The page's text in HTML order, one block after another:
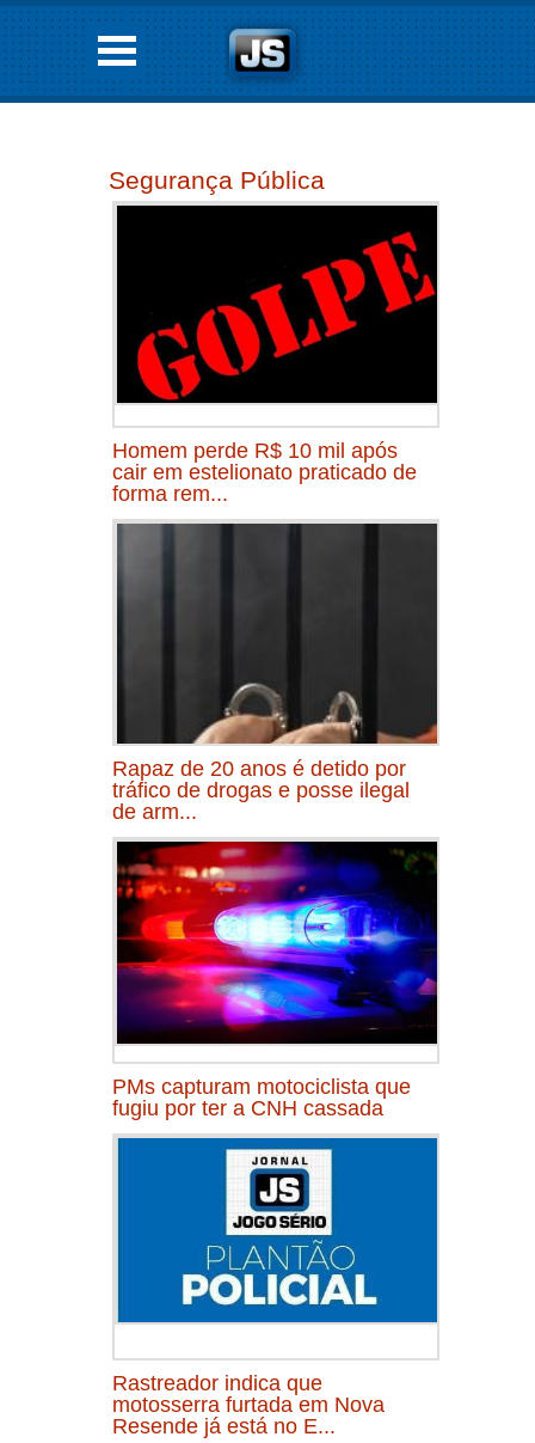
Segurança Pública
Homem perde R$ 10 mil após
cair em estelionato praticado de
forma rem...
Rapaz de 20 anos é detido por
tráfico de drogas e posse ilegal
de arm...
PMs capturam motociclista que
fugiu por ter a CNH cassada
Rastreador indica que
motosserra furtada em Nova
Resende já está no E...